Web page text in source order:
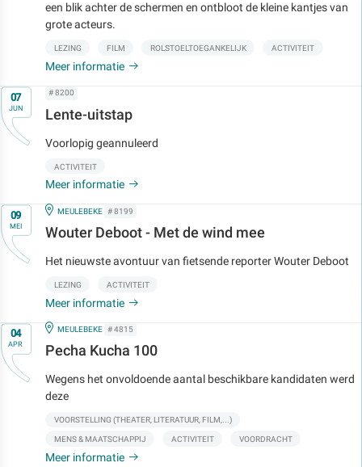
een blik achter de schermen en ontbloot de kleine kantjes van
grote acteurs.
LEZING FILM ROLSTOELTOEGANKELIJK ACTIVITEIT
Meer informatie
Op07
JUN
# 8200
Lente-uitstap
Voorlopig geannuleerd
ACTIVITEIT
Meer informatie
Op09
MEI
IN
MEULEBEKE # 8199
Wouter Deboot - Met de wind mee
Het nieuwste avontuur van fietsende reporter Wouter Deboot
LEZING ACTIVITEIT
Meer informatie
Op04
APR
IN
MEULEBEKE # 4815
Pecha Kucha 100
Wegens het onvoldoende aantal beschikbare kandidaten werd
deze
VOORSTELLING (THEATER, LITERATUUR, FILM,...)
MENS & MAATSCHAPPIJ ACTIVITEIT VOORDRACHT
Meer informatie